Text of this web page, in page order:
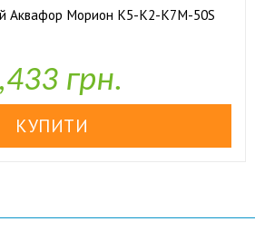
Аквафор Морион К5-К2-К7М-50S
грн.